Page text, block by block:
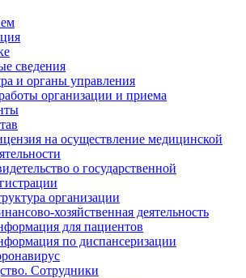
сведения
и органы управления
организации и приема
на осуществление медицинской
о государственной
организации
хозяйственная деятельность
для пациентов
по диспансеризации
Сотрудники